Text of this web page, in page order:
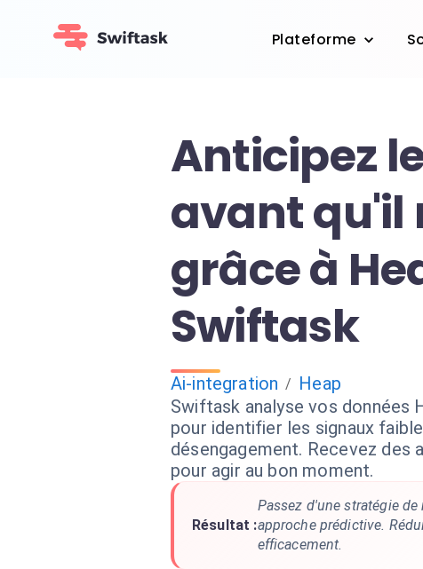
Plateforme
Anticipez
avant qu'il
grâce à
Swiftask
Ai-integration / Heap
Swiftask analyse vos données
pour identifier les signaux
désengagement. Recevez des
pour agir au bon moment.
Résultat :
Passez d'une stratégie
approche prédictive.
efficacement.